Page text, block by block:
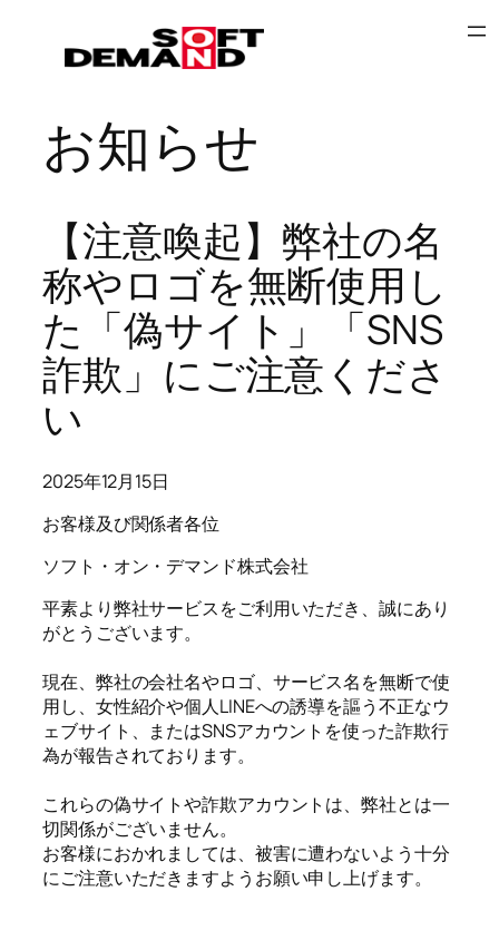
お知らせ
【注意喚起】弊社の名
称やロゴを無断使用し
た「偽サイト」「SNS
詐欺」にご注意くださ
い
2025年12月15日
お客様及び関係者各位
ソフト・オン・デマンド株式会社
平素より弊社サービスをご利用いただき、誠にあり
がとうございます。
現在、弊社の会社名やロゴ、サービス名を無断で使
用し、女性紹介や個人LINEへの誘導を謳う不正なウ
ェブサイト、またはSNSアカウントを使った詐欺行
為が報告されております。
これらの偽サイトや詐欺アカウントは、弊社とは一
切関係がございません。
お客様におかれましては、被害に遭わないよう十分
にご注意いただきますようお願い申し上げます。